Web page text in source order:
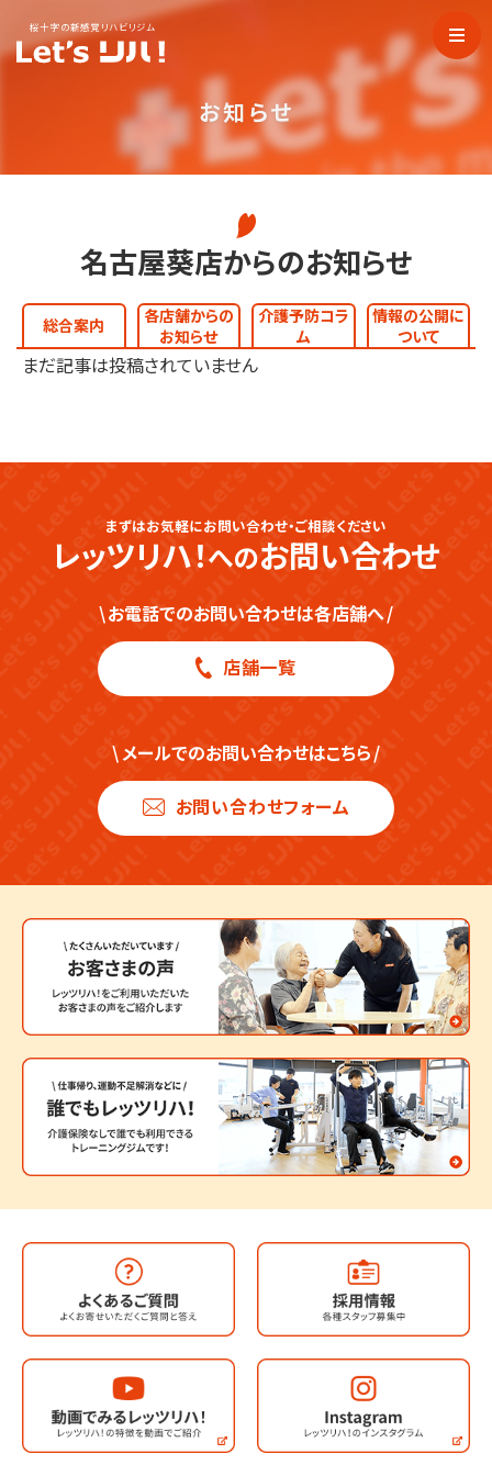
桜十字の新感覚リハビリジム
お知らせ
名古屋葵店からのお知らせ
総合案内
各店舗からの
お知らせ
介護予防コラ
ム
情報の公開に
ついて
まだ記事は投稿されていません
まずはお気軽にお問い合わせ・ご相談ください
レッツリハ！へのお問い合わせ
\お電話でのお問い合わせは各店舗へ/
店舗一覧
\ メールでのお問い合わせはこちら/
お問い合わせフォーム